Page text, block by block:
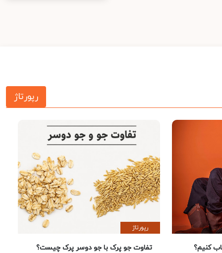
رپورتاژ
کنیم؟
رپورتاژ
تفاوت جو پرک با جو دوسر پرک چیست؟